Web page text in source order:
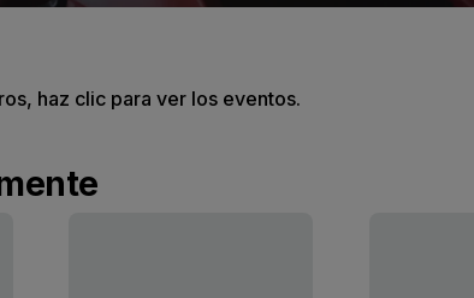
haz clic para ver los eventos.